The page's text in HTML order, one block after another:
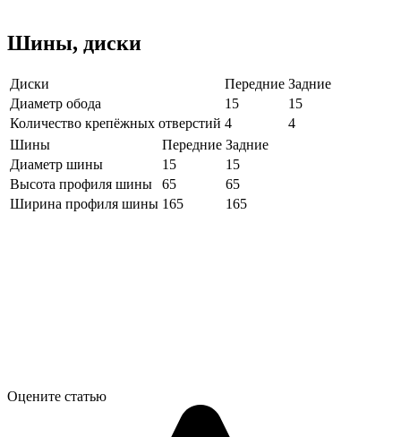
Шины, диски
Диски Передние Задние
Диаметр обода
15
15
Количество крепёжных отверстий 4
4
Шины
Передние Задние
Диаметр шины
15
15
Высота профиля шины
65
65
Ширина профиля шины 165 165
Оцените статью